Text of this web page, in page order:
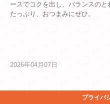
ースでコクを出し、バランスの
たっぷり、おつまみにぜひ。
2026年04月07日
プライバ